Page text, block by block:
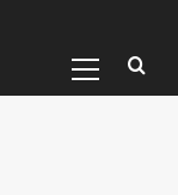
Menu